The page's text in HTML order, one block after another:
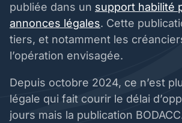
publiée dans un support habilité
annonces légales. Cette
tiers, et notamment les
l’opération envisagée.
Depuis octobre 2024, ce n’est
légale qui fait courir le délai
jours mais la publication